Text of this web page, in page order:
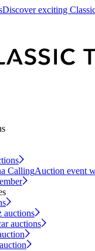
Discover exciting
CallingAuction event
auctions
auctions